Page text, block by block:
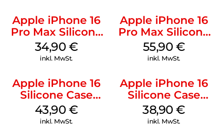
Apple iPhone 16
Pro Max Silicone
Case MagSafe
Denim
34,90 €
inkl. MwSt.
Apple iPhone 16
Pro Max Silicone
Case MagSafe
Stone Gray
55,90 €
inkl. MwSt.
Apple iPhone 16
Silicone Case
MagSafe Plum
43,90 €
inkl. MwSt.
Apple iPhone 16
Silicone Case
MagSafe
Ultramarine
38,90€
inkl. MwSt.